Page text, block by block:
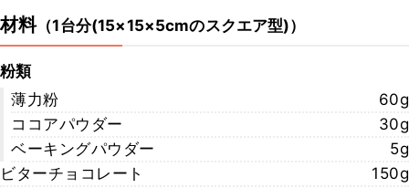
材料（1台分(15×15×5cmのスクエア型)）
粉類
薄力粉
60g
ココアパウダー
30g
ベーキングパウダー
5g
ビターチョコレート
150g